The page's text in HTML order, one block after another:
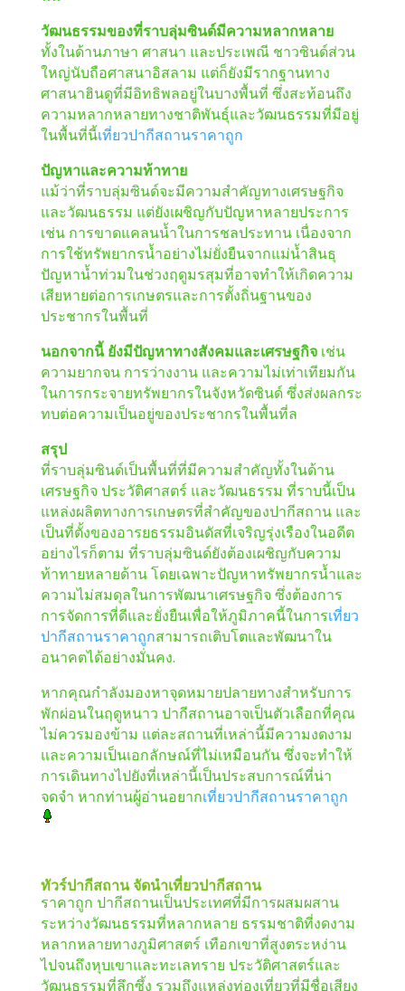
วัฒนธรรมของที่ราบลุ่มซินด์มีความหลากหลาย
ทั้งในด้านภาษา ศาสนา และประเพณี ชาวซินด์ส่วน
ใหญ่นับถือศาสนาอิสลาม แต่ก็ยังมีรากฐานทาง
ศาสนาฮินดูที่มีอิทธิพลอยู่ในบางพื้นที่ ซึ่งสะท้อนถึง
ความหลากหลายทางชาติพันธุ์และวัฒนธรรมที่มีอยู่
ในพื้นที่นี้เที่ยวปากีสถานราคาถูก
ปัญหาและความท้าทาย
แม้ว่าที่ราบลุ่มซินด์จะมีความสำคัญทางเศรษฐกิจ
และวัฒนธรรม แต่ยังเผชิญกับปัญหาหลายประการ
เช่น การขาดแคลนน้ำในการชลประทาน เนื่องจาก
การใช้ทรัพยากรน้ำอย่างไม่ยั่งยืนจากแม่น้ำสินธุ
ปัญหาน้ำท่วมในช่วงฤดูมรสุมที่อาจทำให้เกิดความ
เสียหายต่อการเกษตรและการตั้งถิ่นฐานของ
ประชากรในพื้นที่
นอกจากนี้ ยังมีปัญหาทางสังคมและเศรษฐกิจเช่น
ความยากจน การว่างงาน และความไม่เท่าเทียมกัน
ในการกระจายทรัพยากรในจังหวัดซินด์ ซึ่งส่งผลกระ
ทบต่อความเป็นอยู่ของประชากรในพื้นที่ล
สรุป
ที่ราบลุ่มซินด์เป็นพื้นที่ที่มีความสำคัญทั้งในด้าน
เศรษฐกิจ ประวัติศาสตร์ และวัฒนธรรม ที่ราบนี้เป็น
แหล่งผลิตทางการเกษตรที่สำคัญของปากีสถาน และ
เป็นที่ตั้งของอารยธรรมอินดัสที่เจริญรุ่งเรืองในอดีต
อย่างไรก็ตาม ที่ราบลุ่มซินด์ยังต้องเผชิญกับความ
ท้าทายหลายด้าน โดยเฉพาะปัญหาทรัพยากรน้ำและ
ความไม่สมดุลในการพัฒนาเศรษฐกิจ ซึ่งต้องการ
การจัดการที่ดีและยั่งยืนเพื่อให้ภูมิภาคนี้ในการเที่ยว
ปากีสถานราคาถูกสามารถเติบโตและพัฒนาใน
อนาคตได้อย่างมั่นคง.
หากคุณกำลังมองหาจุดหมายปลายทางสำหรับการ
พักผ่อนในฤดูหนาว ปากีสถานอาจเป็นตัวเลือกที่คุณ
ไม่ควรมองข้าม แต่ละสถานที่เหล่านี้มีความงดงาม
และความเป็นเอกลักษณ์ที่ไม่เหมือนกัน ซึ่งจะทำให้
การเดินทางไปยังที่เหล่านี้เป็นประสบการณ์ที่น่า
จดจำ หากท่านผู้อ่านอยากเที่ยวปากีสถานราคาถูก
ทัวร์ปากีสถานจัดนำเที่ยวปากีสถาน
ราคาถูก ปากีสถานเป็นประเทศที่มีการผสมผสาน
ระหว่างวัฒนธรรมที่หลากหลาย ธรรมชาติที่งดงาม
หลากหลายทางภูมิศาสตร์ เทือกเขาที่สูงตระหง่าน
ไปจนถึงหุบเขาและทะเลทราย ประวัติศาสตร์และ
วัฒนธรรมที่ลึกซึ้ง รวมถึงแหล่งท่องเที่ยวที่มีชื่อเสียง